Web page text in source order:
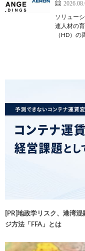
ソリュー
連人材の
（HD）
[PR]地政学リスク、港湾
ジ方法「FFA」とは